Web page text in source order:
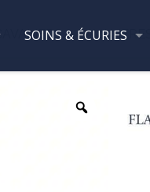
SOINS & ÉCURIES
& CAVALIERES